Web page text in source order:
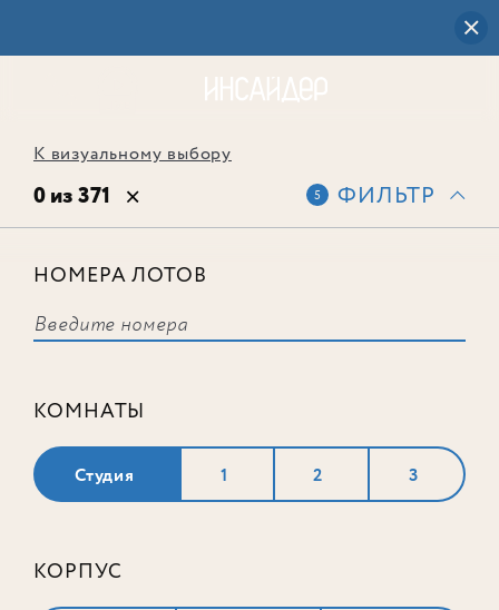
К визуальному выбору
0 из 371 5 ФИЛЬТР
НОМЕРА ЛОТОВ
КОМНАТЫ
Студия 1 2 3
КОРПУС
соответствует ни одного лота